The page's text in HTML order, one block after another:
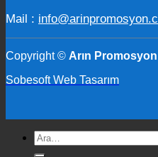
Mail :
Copyright © Arın Promosyon
Sobesoft Web Tasarım
Ara: